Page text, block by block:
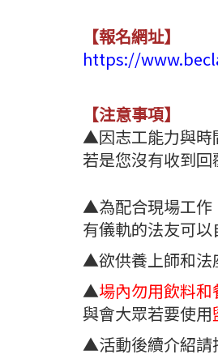
【報名網址】
https://
【注意事項】
▲因志工能力與時
若是您沒有收到回
▲為配合現場工作
有儀軌的法友可以
▲欲供養上師和法
▲場內勿用飲料和
與會大眾若要使用
▲活動後續介紹請